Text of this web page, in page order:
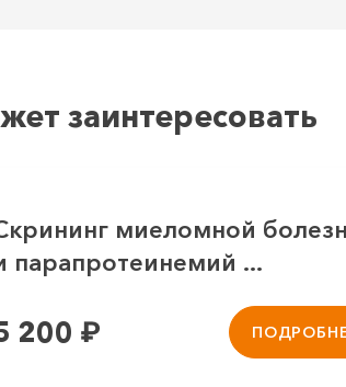
заинтересовать
миеломной
парапротеинемий ...
200 ₽